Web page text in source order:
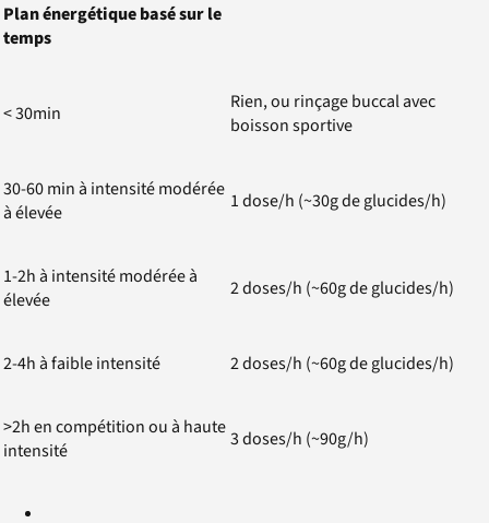
Plan énergétique basé sur le
temps
< 30min
Rien, ou rinçage buccal avec
boisson sportive
30-60 min à intensité modérée
à élevée
1 dose/h (~30g de glucides/h)
1-2h à intensité modérée à
élevée
2 doses/h (~60g de glucides/h)
2-4h à faible intensité 2 doses/h (~60g de glucides/h)
>2h en compétition ou à haute
intensité
3 doses/h (~90g/h)